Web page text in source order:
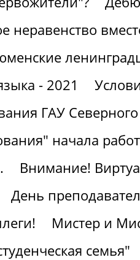
неравенство
- 2021
ГАУ
начала
Внимание!
День
Мистер и
семья"